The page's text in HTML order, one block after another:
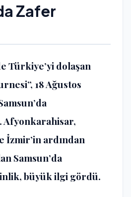
Zafer
Türkiye’yi dolaşan
18 Ağustos
İzmir’in ardından
Samsun’da
büyük ilgi gördü.